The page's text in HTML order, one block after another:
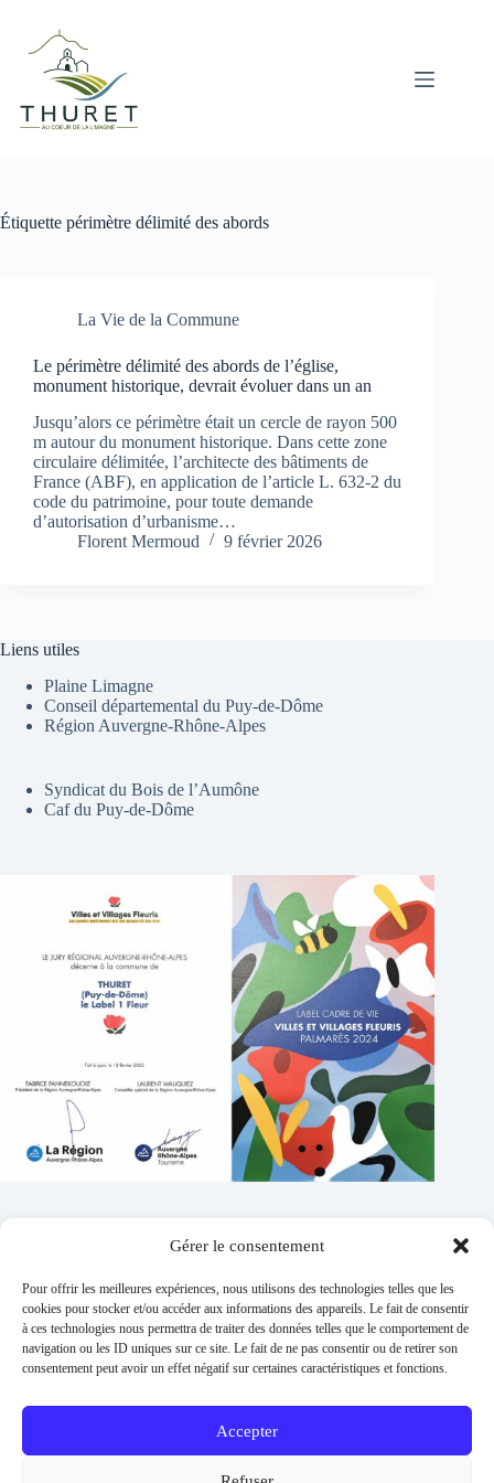
Gérer le consentement
Pour offrir les meilleures expériences, nous utilisons des technologies telles que les
cookies pour stocker et/ou accéder aux informations des appareils. Le fait de consentir
à ces technologies nous permettra de traiter des données telles que le comportement de
navigation ou les ID uniques sur ce site. Le fait de ne pas consentir ou de retirer son
consentement peut avoir un effet négatif sur certaines caractéristiques et fonctions.
Accepter
contenu
Étiquette périmètre délimité des abords
La Vie de la Commune
Le périmètre délimité des abords de l’église,
monument historique, devrait évoluer dans un an
Jusqu’alors ce périmètre était un cercle de rayon 500
m autour du monument historique. Dans cette zone
circulaire délimitée, l’architecte des bâtiments de
France (ABF), en application de l’article L. 632-2 du
code du patrimoine, pour toute demande
d’autorisation d’urbanisme…
Florent Mermoud
9 février 2026
Liens utiles
Plaine Limagne
Conseil départemental du Puy-de-Dôme
Région Auvergne-Rhône-Alpes
Syndicat du Bois de l’Aumône
Caf du Puy-de-Dôme
Addresse :
1 place de l'église 63260 Thuret
Phone:
04 73 97 91 58
E-mail :
Permanences :
Lundi et jeudi 13h30 - 17h30 / Mardi et